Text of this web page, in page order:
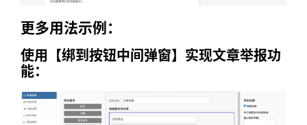
更多用法示例：
使用【绑到按钮中间弹窗】实现文章举报功
能：